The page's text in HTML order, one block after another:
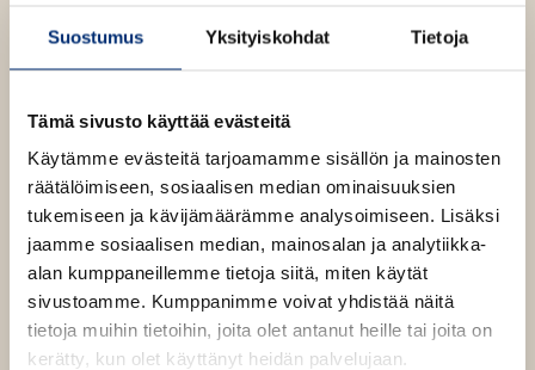
Suostumus Yksityiskohdat Tietoja
Tämä sivusto käyttää evästeitä
Käytämme evästeitä tarjoamamme sisällön ja mainosten
räätälöimiseen, sosiaalisen median ominaisuuksien
tukemiseen ja kävijämäärämme analysoimiseen. Lisäksi
jaamme sosiaalisen median, mainosalan ja analytiikka-
alan kumppaneillemme tietoja siitä, miten käytät
sivustoamme. Kumppanimme voivat yhdistää näitä
tietoja muihin tietoihin, joita olet antanut heille tai joita on
kerätty, kun olet käyttänyt heidän palvelujaan.
n
Ruta, Björn Berg
Eemelin kootut
metkut
(nelivärilaitos)
Kannen suunnittelija
Riikka Turkulainen
Kannen kuvittajat
Matilda Ruta, Björn Berg
E-kirja (epub2)
ISBN
9789510443576
1400x2112px
O
p
e
n
s
i
Lataa